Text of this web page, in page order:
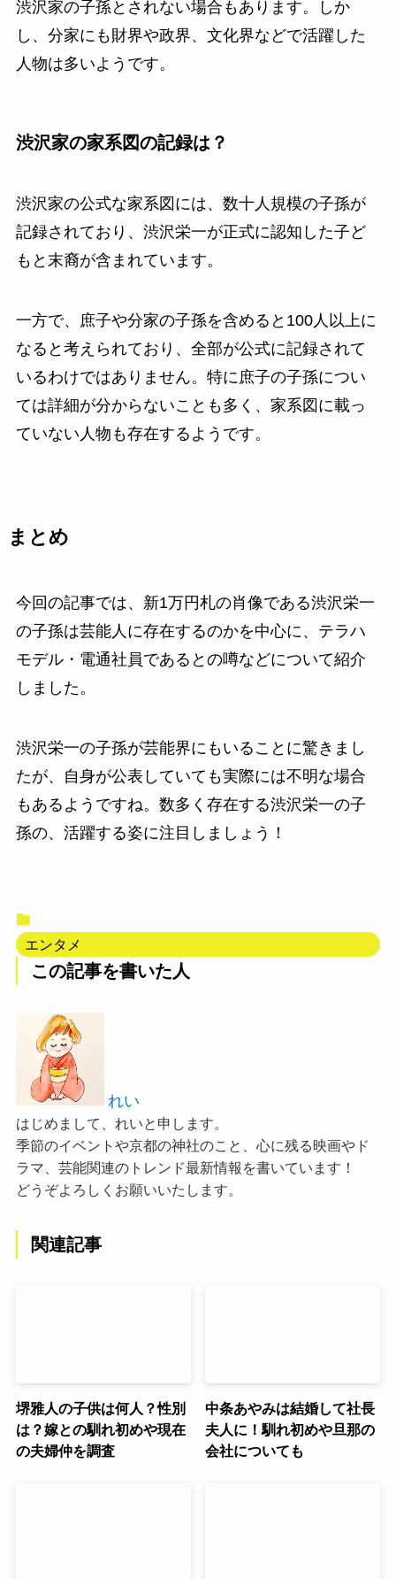
渋沢家の子孫とされない場合もあります。しか
し、分家にも財界や政界、文化界などで活躍した
人物は多いようです。
渋沢家の家系図の記録は？
渋沢家の公式な家系図には、数十人規模の子孫が
記録されており、渋沢栄一が正式に認知した子ど
もと末裔が含まれています。
一方で、庶子や分家の子孫を含めると100人以上に
なると考えられており、全部が公式に記録されて
いるわけではありません。特に庶子の子孫につい
ては詳細が分からないことも多く、家系図に載っ
ていない人物も存在するようです。
まとめ
今回の記事では、新1万円札の肖像である渋沢栄一
の子孫は芸能人に存在するのかを中心に、テラハ
モデル・電通社員であるとの噂などについて紹介
しました。
渋沢栄一の子孫が芸能界にもいることに驚きまし
たが、自身が公表していても実際には不明な場合
もあるようですね。数多く存在する渋沢栄一の子
孫の、活躍する姿に注目しましょう！
エンタメ
この記事を書いた人
れい
はじめまして、れいと申します。
季節のイベントや京都の神社のこと、心に残る映画やド
ラマ、芸能関連のトレンド最新情報を書いています！
どうぞよろしくお願いいたします。
関連記事
堺雅人の子供は何人？性別
は？嫁との馴れ初めや現在
の夫婦仲を調査
中条あやみは結婚して社長
夫人に！馴れ初めや旦那の
会社についても